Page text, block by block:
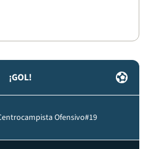
¡GOL!
Ofensivo#19